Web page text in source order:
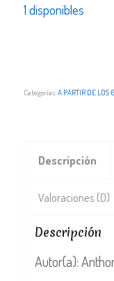
1 disponibles
Categorías:A PARTIR DE LOS
Descripción
Valoraciones (0)
Descripción
Autor(a):